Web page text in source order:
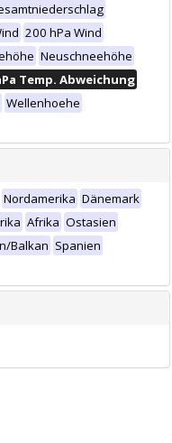
200 hPa Wind
Neuschneehöhe
Temp. Abweichung
Wellenhoehe
Nordamerika Dänemark
Afrika Ostasien
Balkan Spanien